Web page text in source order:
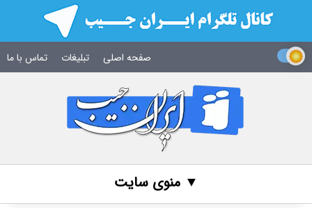
صفحه اصلی تبلیغات تماس با ما
▼ منوی سایت